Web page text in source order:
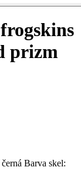
prizm
Barva skel: